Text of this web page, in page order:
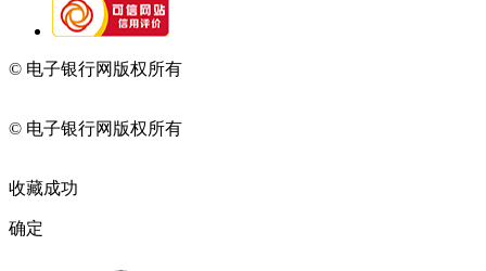
© 电子银行网版权所有
© 电子银行网版权所有
收藏成功
确定